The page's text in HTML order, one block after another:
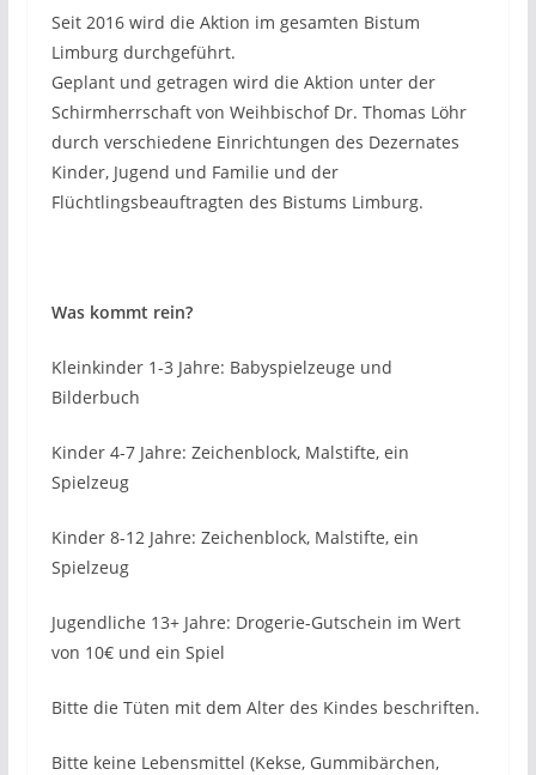
Seit 2016 wird die Aktion im gesamten Bistum
Limburg durchgeführt.
Geplant und getragen wird die Aktion unter der
Schirmherrschaft von Weihbischof Dr. Thomas Löhr
durch verschiedene Einrichtungen des Dezernates
Kinder, Jugend und Familie und der
Flüchtlingsbeauftragten des Bistums Limburg.
Was kommt rein?
Kleinkinder 1-3 Jahre: Babyspielzeuge und
Bilderbuch
Kinder 4-7 Jahre: Zeichenblock, Malstifte, ein
Spielzeug
Kinder 8-12 Jahre: Zeichenblock, Malstifte, ein
Spielzeug
Jugendliche 13+ Jahre: Drogerie-Gutschein im Wert
von 10€ und ein Spiel
Bitte die Tüten mit dem Alter des Kindes beschriften.
Bitte keine Lebensmittel (Kekse, Gummibärchen,